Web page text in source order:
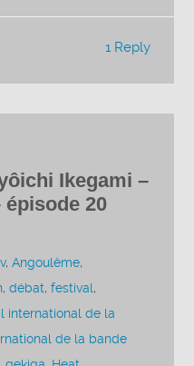
1 Reply
Ikegami –
épisode 20
,Angoulême,
,débat,festival,
international de la
de la bande